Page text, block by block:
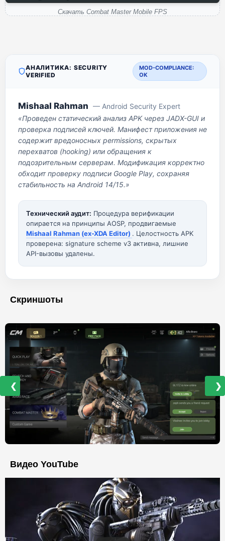
Скачать Combat Master Mobile FPS
АНАЛИТИКА: SECURITY
VERIFIED
MOD-COMPLIANCE:
OK
Mishaal Rahman — Android Security Expert
«Проведен статический анализ APK через JADX-GUI и
проверка подписей ключей. Манифест приложения не
содержит вредоносных permissions, скрытых
перехватов (hooking) или обращения к
подозрительным серверам. Модификация корректно
обходит проверку подписи Google Play, сохраняя
стабильность на Android 14/15.»
Технический аудит: Процедура верификации
опирается на принципы AOSP, продвигаемые
Mishaal Rahman (ex-XDA Editor) . Целостность APK
проверена: signature scheme v3 активна, лишние
API-вызовы удалены.
Скриншоты
❮ ❯
Видео YouTube